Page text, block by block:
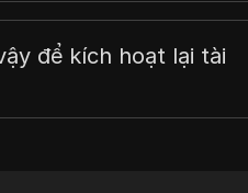
để kích hoạt lại tài